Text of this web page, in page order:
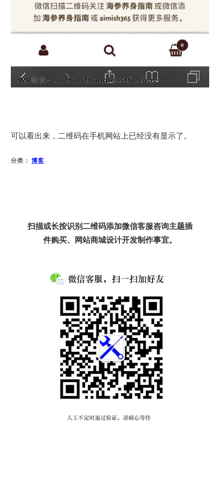
可以看出来，二维码在手机网站上已经没有显示了。
分类：博客
扫描或长按识别二维码添加微信客服咨询主题插
件购买、网站商城设计开发制作事宜。